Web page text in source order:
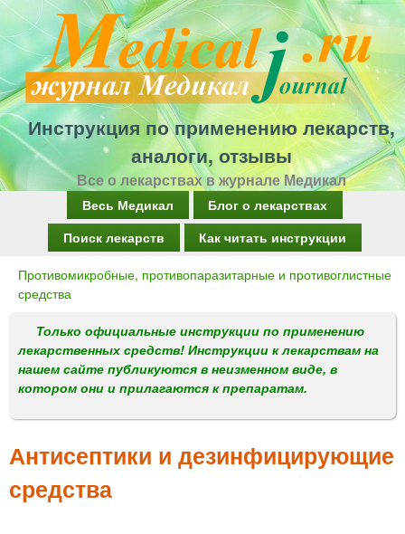
Перейти
к
основному
содержанию
Инструкция по применению лекарств,
аналоги, отзывы
Все о лекарствах в журнале Медикал
а
в
о
е
н
ю
Весь Медикал
Блог о лекарствах
Поиск лекарств
Как читать инструкции
Вы
Противомикробные, противопаразитарные и противоглистные
средства
Только официальные инструкции по применению
лекарственных средств! Инструкции к лекарствам на
нашем сайте публикуются в неизменном виде, в
котором они и прилагаются к препаратам.
Антисептики и дезинфицирующие
средства